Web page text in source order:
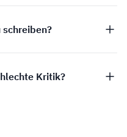
schreiben?
Kritik?